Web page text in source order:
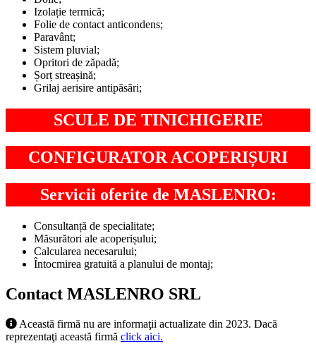
Izolație termică;
Folie de contact anticondens;
Paravânt;
Sistem pluvial;
Opritori de zăpadă;
Șorț streașină;
Grilaj aerisire antipăsări;
SCULE DE TINICHIGERIE
CONFIGURATOR ACOPERIȘURI
Servicii oferite de MASLENRO:
Consultanță de specialitate;
Măsurători ale acoperișului;
Calcularea necesarului;
Întocmirea gratuită a planului de montaj;
Contact MASLENRO SRL
Această firmă nu are informaţii actualizate din 2023. Dacă
reprezentaţi această firmă click aici.